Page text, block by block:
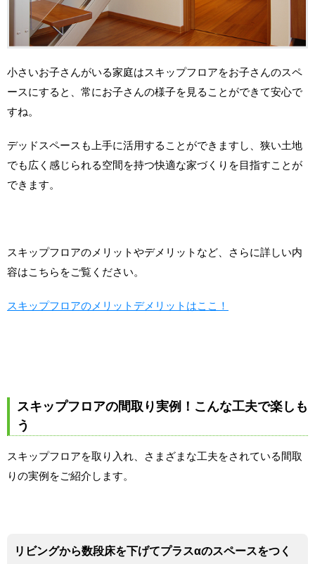
小さいお子さんがいる家庭はスキップフロアをお子さんのスペ
ースにすると、常にお子さんの様子を見ることができて安心で
すね。
デッドスペースも上手に活用することができますし、狭い土地
でも広く感じられる空間を持つ快適な家づくりを目指すことが
できます。
スキップフロアのメリットやデメリットなど、さらに詳しい内
容はこちらをご覧ください。
スキップフロアのメリットデメリットはここ！
スキップフロアの間取り実例！こんな工夫で楽しも
う
スキップフロアを取り入れ、さまざまな工夫をされている間取
りの実例をご紹介します。
リビングから数段床を下げてプラスαのスペースをつく